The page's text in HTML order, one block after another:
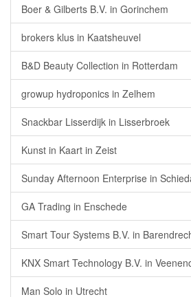
Boer & Gilberts B.V. in Gorinchem
brokers klus in Kaatsheuvel
B&D Beauty Collection in Rotterdam
growup hydroponics in Zelhem
Snackbar Lisserdijk in Lisserbroek
Kunst in Kaart in Zeist
Sunday Afternoon Enterprise in
GA Trading in Enschede
Smart Tour Systems B.V. in
KNX Smart Technology B.V. in
Man Solo in Utrecht